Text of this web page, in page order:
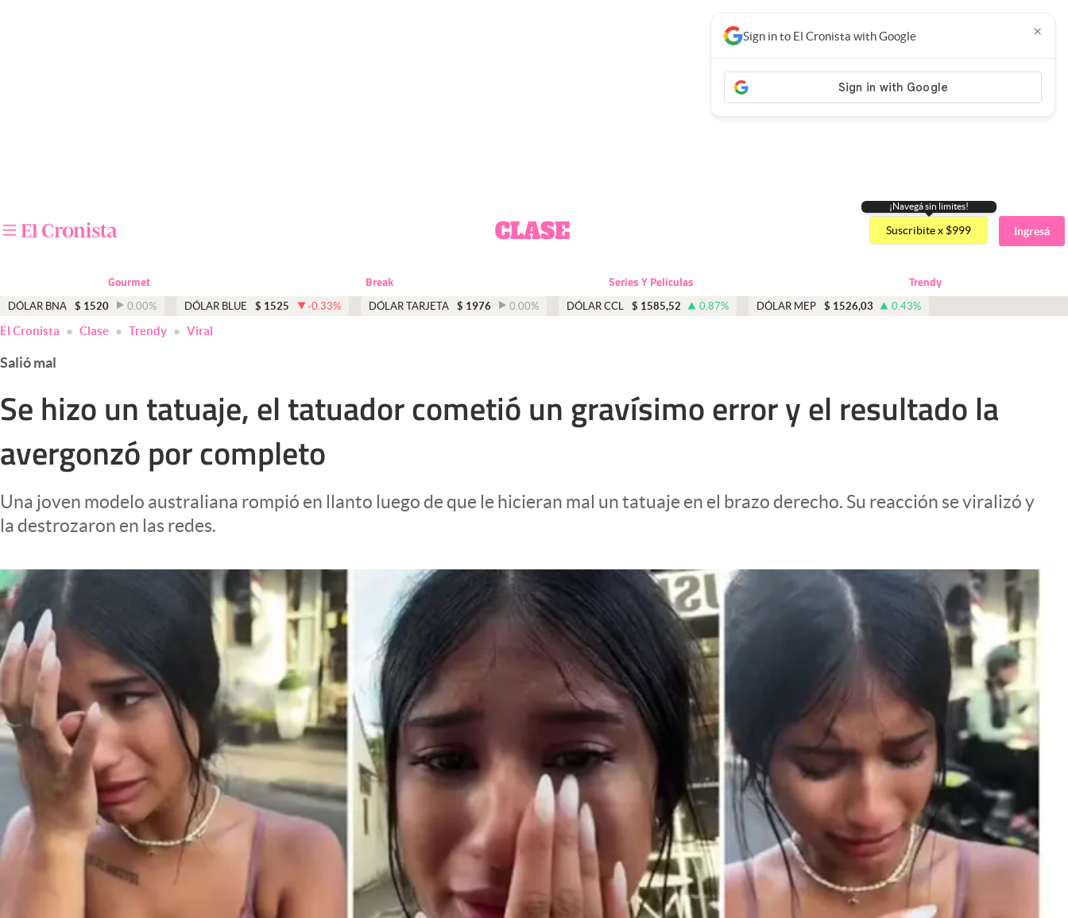
Otras secciones
Apertura
Infotechnology
Clase
Clima
Mundial 2026
El Cronista Studio
abre en nueva pestaña
¡Navegá sin limites!
Suscribite x $999 Ingresá
Gourmet Break Series Y Peliculas Trendy
DÓLAR BNA $ 1520 0.00% DÓLAR BLUE $ 1525 -0.33% DÓLAR TARJETA $ 1976 0.00% DÓLAR CCL $ 1585,52 0.87% DÓLAR MEP $ 1526,03 0.43%
Sign in to El Cronista with Google ×
El Cronista Clase Trendy Viral
Salió mal
Se hizo un tatuaje, el tatuador cometió un gravísimo error y el resultado la
avergonzó por completo
Una joven modelo australiana rompió en llanto luego de que le hicieran mal un tatuaje en el brazo derecho. Su reacción se viralizó y
la destrozaron en las redes.